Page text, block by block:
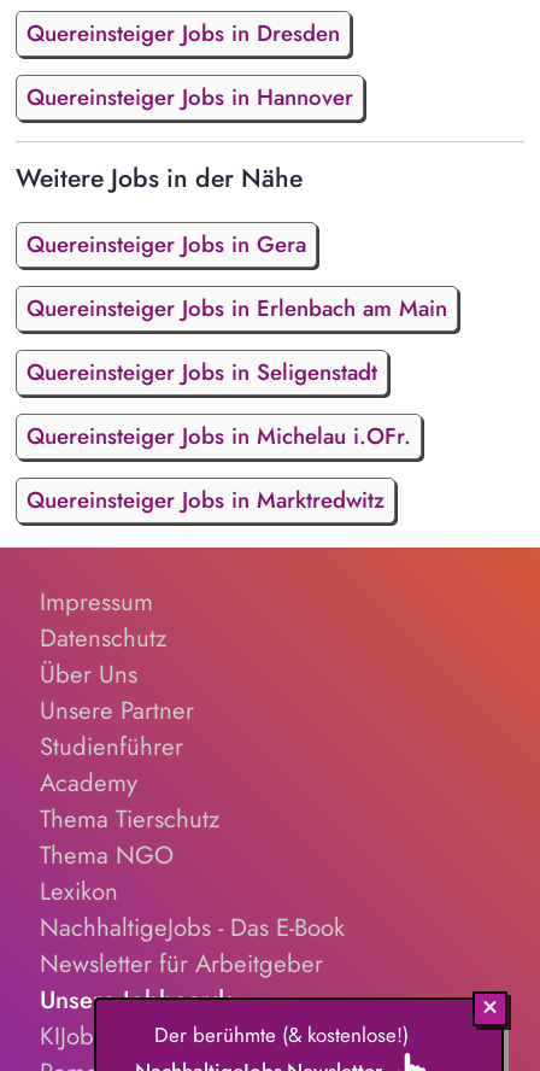
Quereinsteiger Jobs in Dresden
Quereinsteiger Jobs in Hannover
Weitere Jobs in der Nähe
Quereinsteiger Jobs in Gera
Quereinsteiger Jobs in Erlenbach am Main
Quereinsteiger Jobs in Seligenstadt
Quereinsteiger Jobs in Michelau i.OFr.
Quereinsteiger Jobs in Marktredwitz
Impressum
Datenschutz
Über Uns
Unsere Partner
Studienführer
Academy
Thema Tierschutz
Thema NGO
Lexikon
NachhaltigeJobs - Das E-Book
Newsletter für Arbeitgeber
Unsere Jobboards
KIJobs.de
Der berühmte (& kostenlose!)